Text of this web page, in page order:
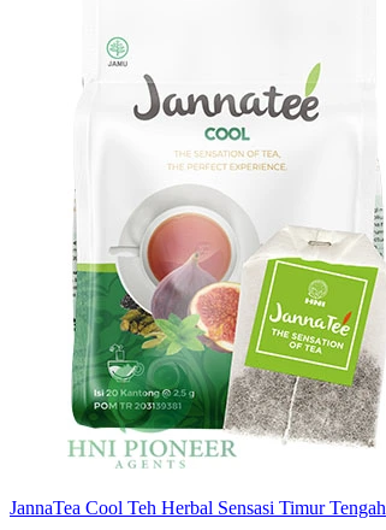
JannaTea Cool Teh Herbal Sensasi Timur Tengah